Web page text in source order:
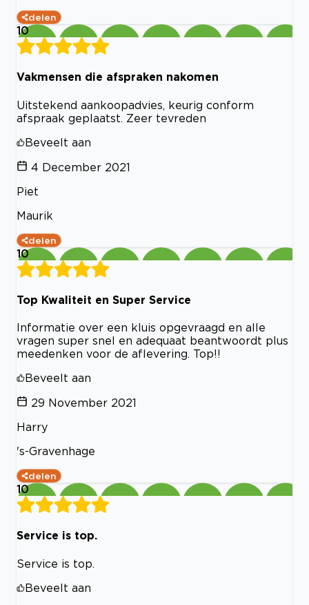
delen
10
Vakmensen die afspraken nakomen
Uitstekend aankoopadvies, keurig conform
afspraak geplaatst. Zeer tevreden
Beveelt aan
4 December 2021
Piet
Maurik
delen
10
Top Kwaliteit en Super Service
Informatie over een kluis opgevraagd en alle
vragen super snel en adequaat beantwoordt plus
meedenken voor de aflevering. Top!!
Beveelt aan
29 November 2021
Harry
's-Gravenhage
delen
10
Service is top.
Service is top.
Beveelt aan